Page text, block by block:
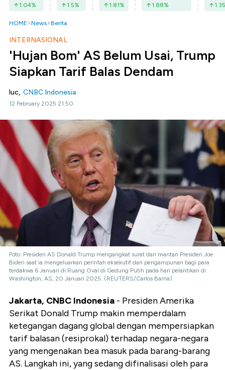
1.04% 1.5% 1.81% 1.88% 1.35
HOME News Berita
INTERNASIONAL
'Hujan Bom' AS Belum Usai, Trump
Siapkan Tarif Balas Dendam
luc, CNBC Indonesia
12 February 2025 21:50
Foto: Presiden AS Donald Trump mengangkat surat dari mantan Presiden Joe
Biden saat ia mengeluarkan perintah eksekutif dan pengampunan bagi para
terdakwa 6 Januari di Ruang Oval di Gedung Putih pada hari pelantikan di
Washington, AS, 20 Januari 2025. (REUTERS/Carlos Barria)
Jakarta, CNBC Indonesia - Presiden Amerika
Serikat Donald Trump makin memperdalam
ketegangan dagang global dengan mempersiapkan
tarif balasan (resiprokal) terhadap negara-negara
yang mengenakan bea masuk pada barang-barang
AS. Langkah ini, yang sedang difinalisasi oleh para